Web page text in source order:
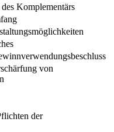
Komplementärs
von
der